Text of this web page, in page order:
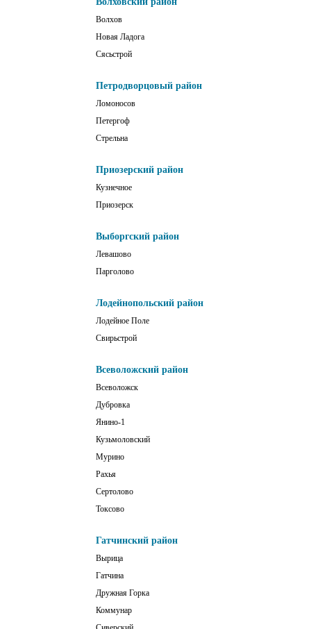
Волхов
Новая Ладога
Сясьстрой
Петродворцовый район
Ломоносов
Петергоф
Стрельна
Приозерский район
Кузнечное
Приозерск
Выборгский район
Левашово
Парголово
Лодейнопольский район
Лодейное Поле
Свирьстрой
Всеволожский район
Всеволожск
Дубровка
Янино-1
Кузьмоловский
Мурино
Рахья
Сертолово
Токсово
Гатчинский район
Вырица
Гатчина
Дружная Горка
Коммунар